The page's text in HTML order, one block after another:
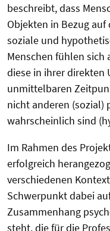
beschreibt, dass
Objekten in Bezug
soziale und
Menschen fühlen sich
diese in ihrer direkten
unmittelbaren
nicht anderen (sozial)
wahrscheinlich sind
Im Rahmen des
erfolgreich
verschiedenen
Schwerpunkt dabei
Zusammenhang
steht, die für die